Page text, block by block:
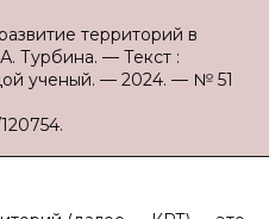
территорий в
Турбина. — Текст :
ученый. — 2024. — № 51